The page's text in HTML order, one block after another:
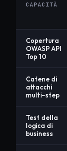
CAPACITÀ
Copertura
OWASP API
Top 10
Catene di
attacchi
multi-step
Test della
logica di
business